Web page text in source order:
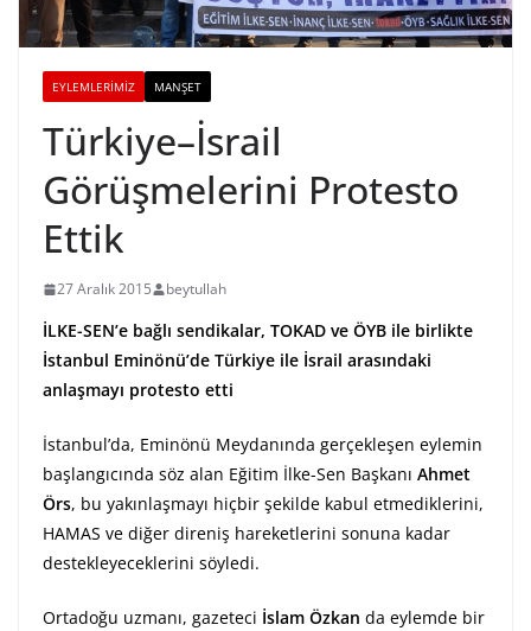
EYLEMLERIMIZ MANŞET
Türkiye–İsrail
Görüşmelerini Protesto
Ettik
27 Aralık 2015 beytullah
İLKE-SEN’e bağlı sendikalar, TOKAD ve ÖYB ile birlikte
İstanbul Eminönü’de Türkiye ile İsrail arasındaki
anlaşmayı protesto etti
İstanbul’da, Eminönü Meydanında gerçekleşen eylemin
başlangıcında söz alan Eğitim İlke-Sen Başkanı Ahmet
Örs, bu yakınlaşmayı hiçbir şekilde kabul etmediklerini,
HAMAS ve diğer direniş hareketlerini sonuna kadar
destekleyeceklerini söyledi.
Ortadoğu uzmanı, gazeteci İslam Özkan da eylemde bir